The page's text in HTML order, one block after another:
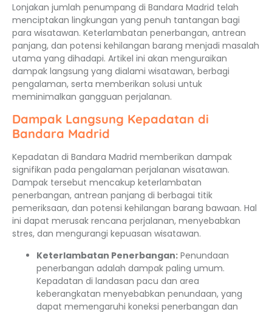
Lonjakan jumlah penumpang di Bandara Madrid telah
menciptakan lingkungan yang penuh tantangan bagi
para wisatawan. Keterlambatan penerbangan, antrean
panjang, dan potensi kehilangan barang menjadi masalah
utama yang dihadapi. Artikel ini akan menguraikan
dampak langsung yang dialami wisatawan, berbagi
pengalaman, serta memberikan solusi untuk
meminimalkan gangguan perjalanan.
Dampak Langsung Kepadatan di
Bandara Madrid
Kepadatan di Bandara Madrid memberikan dampak
signifikan pada pengalaman perjalanan wisatawan.
Dampak tersebut mencakup keterlambatan
penerbangan, antrean panjang di berbagai titik
pemeriksaan, dan potensi kehilangan barang bawaan. Hal
ini dapat merusak rencana perjalanan, menyebabkan
stres, dan mengurangi kepuasan wisatawan.
Keterlambatan Penerbangan: Penundaan
penerbangan adalah dampak paling umum.
Kepadatan di landasan pacu dan area
keberangkatan menyebabkan penundaan, yang
dapat memengaruhi koneksi penerbangan dan